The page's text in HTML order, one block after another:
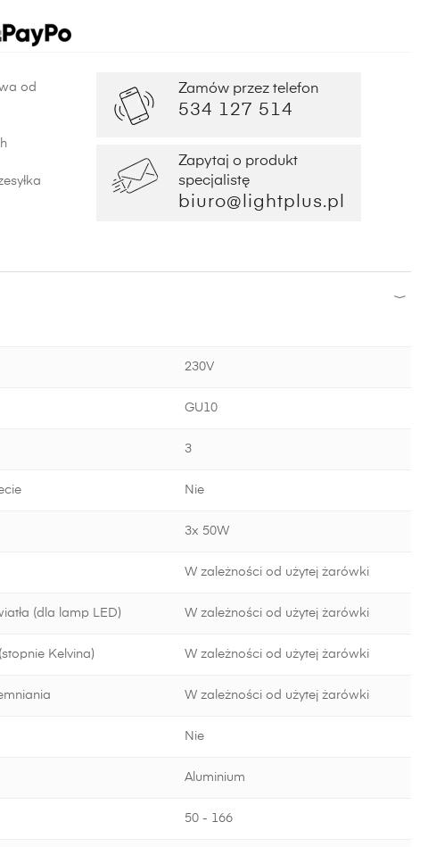
od
Zamów przez telefon
534 127 514
Zapytaj o produkt
specjalistę
biuro@lightplus.pl
230V
GU10
3
Nie
3x 50W
W zależności od użytej żarówki
(dla lamp LED) W zależności od użytej żarówki
Kelvina) W zależności od użytej żarówki
W zależności od użytej żarówki
Nie
Aluminium
50 - 166